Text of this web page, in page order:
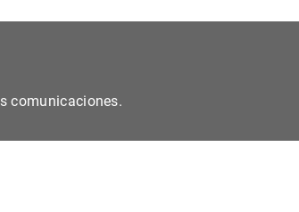
comunicaciones.